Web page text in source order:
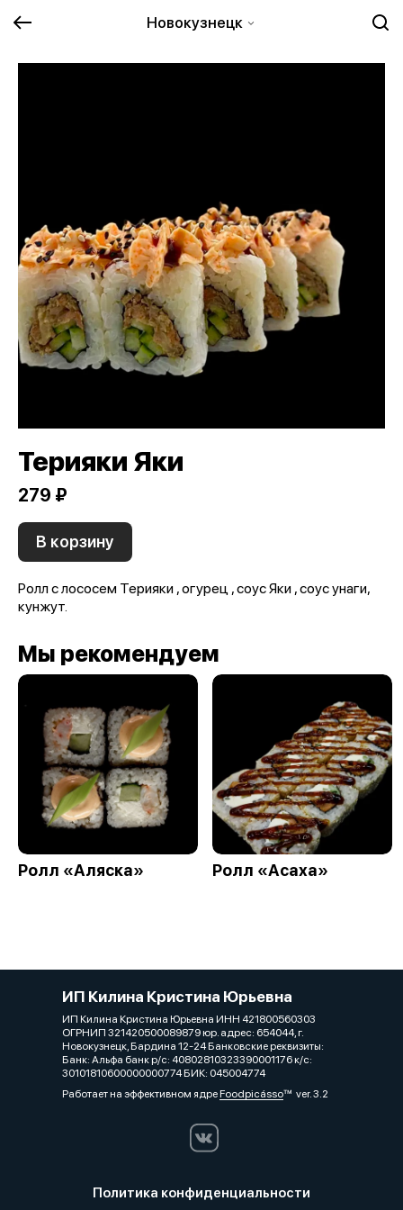
Новокузнецк
Терияки Яки
279 ₽
В корзину
Ролл с лососем Терияки , огурец , соус Яки , соус унаги,
кунжут.
Мы рекомендуем
Ролл «Аляска» Ролл «Асаха»
ИП Килина Кристина Юрьевна
ИП Килина Кристина Юрьевна ИНН 421800560303
ОГРНИП 321420500089879 юр. адрес: 654044, г.
Новокузнецк, Бардина 12-24 Банковские реквизиты:
Банк: Альфа банк р/с: 40802810323390001176 к/с:
30101810600000000774 БИК: 045004774
Работает на эффективном ядреFoodpicássover. 3.2
Политика конфиденциальности